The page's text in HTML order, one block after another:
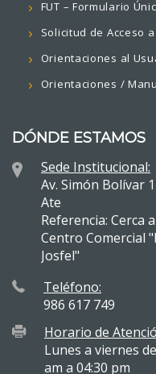
FUT – Formulario
Solicitud de Acceso
Orientaciones al
Orientaciones /
DÓNDE ESTAMOS
Sede Institucional:
Av. Simón Bolívar
Ate
Referencia: Cerca
Centro Comercial
Josfel"
Teléfono:
986 617 749
Horario de
Lunes a viernes
am a 04:30 pm